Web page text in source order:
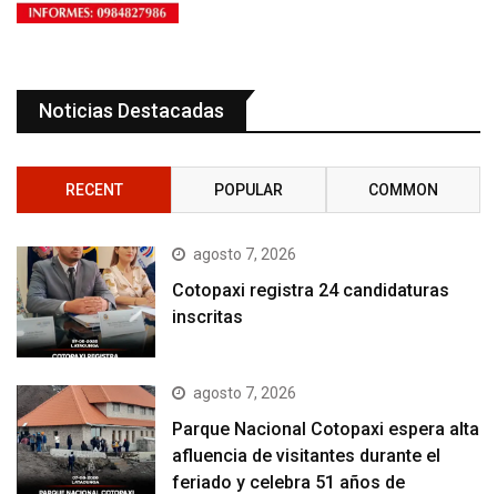
Noticias Destacadas
RECENT POPULAR COMMON
agosto 7, 2026
Cotopaxi registra 24 candidaturas
inscritas
agosto 7, 2026
Parque Nacional Cotopaxi espera alta
afluencia de visitantes durante el
feriado y celebra 51 años de